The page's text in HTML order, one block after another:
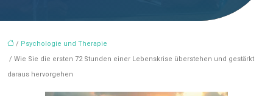
/ Psychologie und Therapie
/ Wie Sie die ersten 72 Stunden einer Lebenskrise überstehen und gestärkt
daraus hervorgehen